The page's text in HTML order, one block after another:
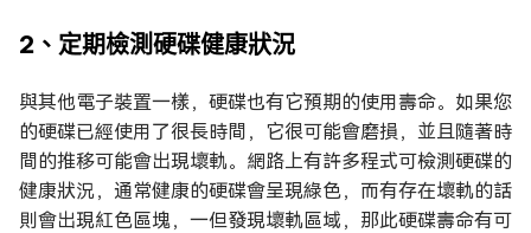
2、定期檢測硬碟健康狀況
與其他電子裝置一樣，硬碟也有它預期的使用壽命。如果您
的硬碟已經使用了很長時間，它很可能會磨損，並且隨著時
間的推移可能會出現壞軌。網路上有許多程式可檢測硬碟的
健康狀況，通常健康的硬碟會呈現綠色，而有存在壞軌的話
則會出現紅色區塊，一但發現壞軌區域，那此硬碟壽命有可